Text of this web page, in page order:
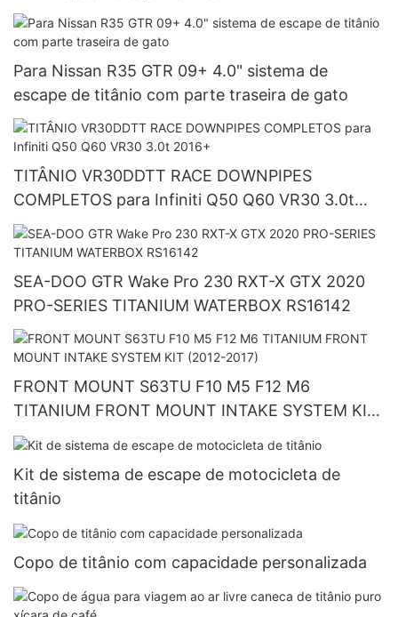
Para Nissan R35 GTR 09+ 4.0" sistema de
escape de titânio com parte traseira de gato
TITÂNIO VR30DDTT RACE DOWNPIPES
COMPLETOS para Infiniti Q50 Q60 VR30 3.0t
2016+
SEA-DOO GTR Wake Pro 230 RXT-X GTX 2020
PRO-SERIES TITANIUM WATERBOX RS16142
FRONT MOUNT S63TU F10 M5 F12 M6
TITANIUM FRONT MOUNT INTAKE SYSTEM KIT
(2012-2017)
Kit de sistema de escape de motocicleta de
titânio
Copo de titânio com capacidade personalizada